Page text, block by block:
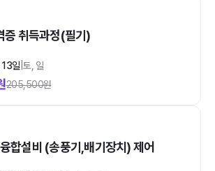
증 취득과정(필기)
일 토, 일
205,500원
합설비 (송풍기,배기장치) 제어